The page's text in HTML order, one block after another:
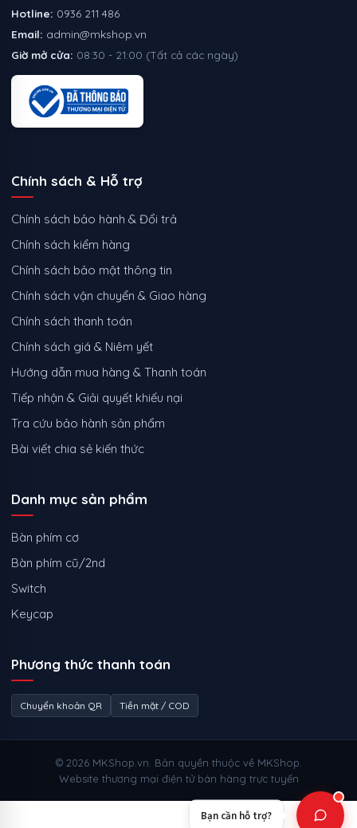
Hotline: 0936 211 486
Email: admin@mkshop.vn
Giờ mở cửa: 08:30 - 21:00 (Tất cả các ngày)
Chính sách & Hỗ trợ
Chính sách bảo hành & Đổi trả
Chính sách kiểm hàng
Chính sách bảo mật thông tin
Chính sách vận chuyển & Giao hàng
Chính sách thanh toán
Chính sách giá & Niêm yết
Hướng dẫn mua hàng & Thanh toán
Tiếp nhận & Giải quyết khiếu nại
Tra cứu bảo hành sản phẩm
Bài viết chia sẻ kiến thức
Danh mục sản phẩm
Bàn phím cơ
Bàn phím cũ/2nd
Switch
Keycap
Phương thức thanh toán
Chuyển khoản QR Tiền mặt / COD
© 2026 MKShop.vn. Bản quyền thuộc về MKShop.
Website thương mại điện tử bán hàng trực tuyến
Bạn cần hỗ trợ?